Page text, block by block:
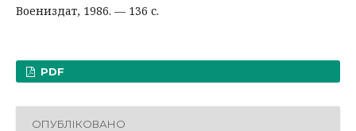
Воениздат, 1986. — 136 с.
PDF
ОПУБЛІКОВАНО